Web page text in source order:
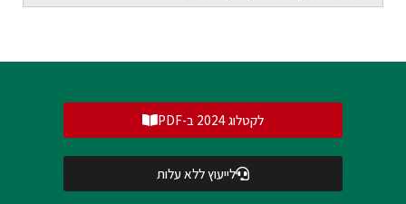
לקטלוג 2024 ב-PDF
לייעוץ ללא עלות